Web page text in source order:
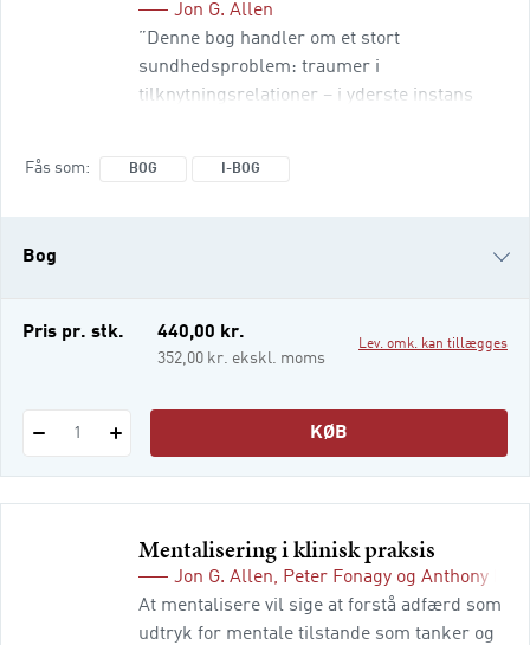
Jon G. Allen
”Denne bog handler om et stort
sundhedsproblem: traumer i
tilknytningsrelationer – i yderste instans
nøglen til traumet og vejen til at k
Fås som BOG I-BOG
Bog
i-bog
Pris pr. stk. 440,00 kr.
352,00 kr. ekskl. moms
Lev. omk. kan tillægges
1 KØB
Mentalisering i klinisk praksis
Jon G. Allen, Peter Fonagy og Anthony
At mentalisere vil sige at forstå adfærd som
udtryk for mentale tilstande som tanker og